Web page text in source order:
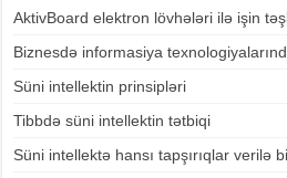
AktivBoard elektron lövhələri ilə işin
Biznesdə informasiya
Süni intellektin prinsipləri
Tibbdə süni intellektin tətbiqi
Süni intellektə hansı tapşırıqlar verilə